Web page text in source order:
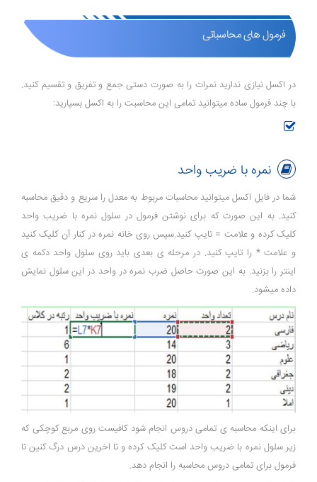
فرمول های محاسباتی
در اکسل نیازی ندارید نمرات را به صورت دستی جمع و تفریق و تقسیم کنید.
با چند فرمول ساده میتوانید تمامی این محاسبت را به اکسل بسپارید:
نمره با ضریب واحد
شما در فایل اکسل میتوانید محاسبات مربوط به معدل را سریع و دقیق محاسبه
کنید. به این صورت که برای نوشتن فرمول در سلول نمره با ضریب واحد
کلیک کرده و علامت = تایپ کنید.سپس روی خانه نمره در کنار آن کلیک کنید
و علامت * را تایپ کنید. در مرحله ی بعدی باید روی سلول واحد دکمه ی
اینتر را بزنید. به این صورت حاصل ضرب نمره در واحد در این سلول نمایش
داده میشود.
برای اینکه محاسبه ی تمامی دروس انجام شود کافیست روی مربع کوچکی که
زیر سلول نمره با ضریب واحد است کلیک کرده و تا اخرین درس درگ کنین تا
فرمول برای تمامی دروس محاسبه را انجام دهد.